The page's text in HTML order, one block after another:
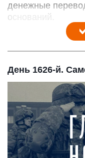
денежные
оснований.
День 1626-й.